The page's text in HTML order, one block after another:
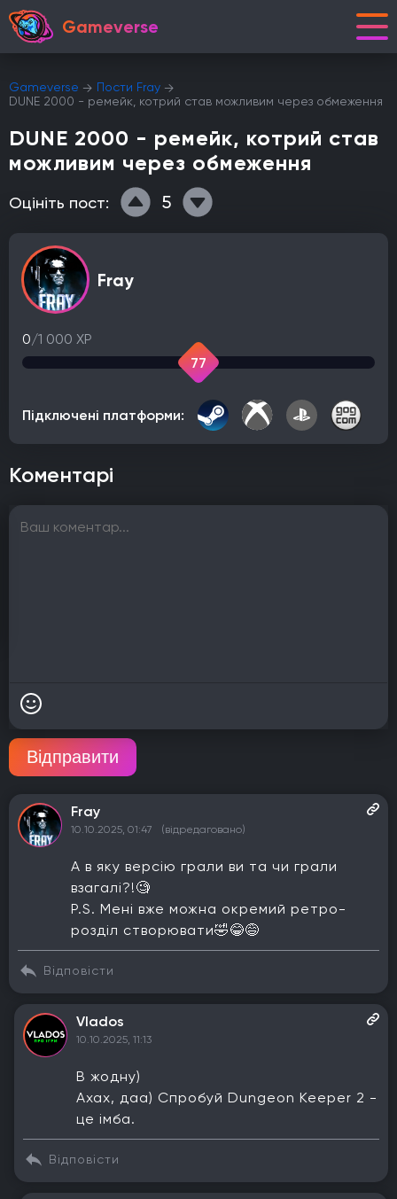
Gameverse
Gameverse
Пости Fray
DUNE 2000 - ремейк, котрий став можливим через обмеження
DUNE 2000 - ремейк, котрий став
можливим через обмеження
Оцініть пост: 5
Fray
0/1 000 XP
77
Підключені платформи:
Коментарі
Відправити
Fray
10.10.2025, 01:47 (відредаговано)
А в яку версію грали ви та чи грали
взагалі?!🧐
P.S. Мені вже можна окремий ретро-
розділ створювати🤣😂😅
Відповісти
Vlados
10.10.2025, 11:13
В жодну)
Ахах, даа) Спробуй Dungeon Keeper 2 -
це імба.
Відповісти